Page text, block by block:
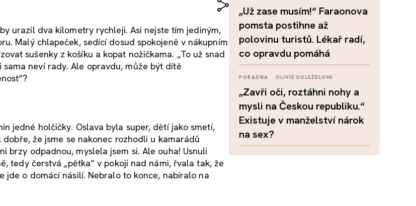
urazil dva kilometry rychleji. Asi nejste tím jediným,
Malý chlapeček, sedící dosud spokojeně v nákupním
sušenky z košíku a kopat nožičkama. „To už snad
neví rady. Ale opravdu, může být dítě
jedné holčičky. Oslava byla super, dětí jako smetí,
že jsme se nakonec rozhodli u kamarádů
brzy odpadnou, myslela jsem si. Ale ouha! Usnuli
tedy čerstvá „pětka“ v pokoji nad námi, řvala tak, že
jde o domácí násilí. Nebralo to konce, nabíralo na
„Už zase musím!“ Faraonova
pomsta postihne až
polovinu turistů. Lékař radí,
co opravdu pomáhá
PORADNA OLIVIE DOLEŽELOVÁ
„Zavři oči, roztáhni nohy a
mysli na Českou republiku.“
Existuje v manželství nárok
na sex?